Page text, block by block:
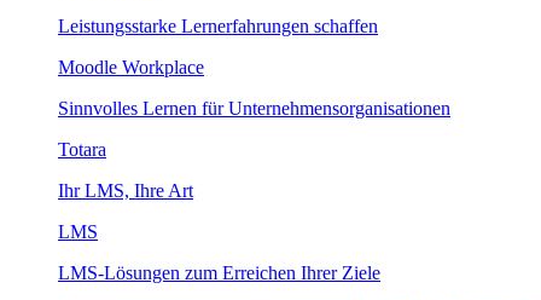
Leistungsstarke Lernerfahrungen schaffen
Moodle Workplace
Sinnvolles Lernen für Unternehmensorganisationen
Totara
Ihr LMS, Ihre Art
LMS
LMS-Lösungen zum Erreichen Ihrer Ziele